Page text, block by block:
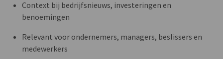
Context bij bedrijfsnieuws, investeringen en
benoemingen
Relevant voor ondernemers, managers, beslissers en
medewerkers